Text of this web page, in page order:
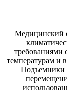
Медицинский
требованиями
температурам и
Подъемники